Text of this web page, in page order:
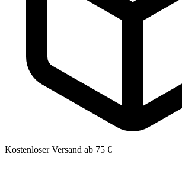
Kostenloser Versand ab 75 €